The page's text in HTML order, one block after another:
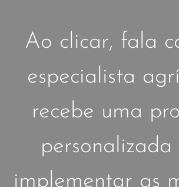
Ao clicar, fala
especialista
recebe uma
implementar as